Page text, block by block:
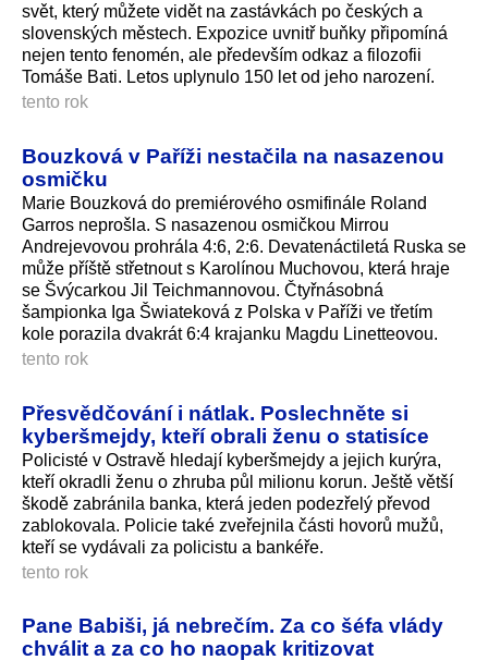
svět, který můžete vidět na zastávkách po českých a
slovenských městech. Expozice uvnitř buňky připomíná
nejen tento fenomén, ale především odkaz a filozofii
Tomáše Bati. Letos uplynulo 150 let od jeho narození.
tento rok
Bouzková v Paříži nestačila na nasazenou
osmičku
Marie Bouzková do premiérového osmifinále Roland
Garros neprošla. S nasazenou osmičkou Mirrou
Andrejevovou prohrála 4:6, 2:6. Devatenáctiletá Ruska se
může příště střetnout s Karolínou Muchovou, která hraje
se Švýcarkou Jil Teichmannovou. Čtyřnásobná
šampionka Iga Šwiateková z Polska v Paříži ve třetím
kole porazila dvakrát 6:4 krajanku Magdu Linetteovou.
tento rok
Přesvědčování i nátlak. Poslechněte si
kyberšmejdy, kteří obrali ženu o statisíce
Policisté v Ostravě hledají kyberšmejdy a jejich kurýra,
kteří okradli ženu o zhruba půl milionu korun. Ještě větší
škodě zabránila banka, která jeden podezřelý převod
zablokovala. Policie také zveřejnila části hovorů mužů,
kteří se vydávali za policistu a bankéře.
tento rok
Pane Babiši, já nebrečím. Za co šéfa vlády
chválit a za co ho naopak kritizovat